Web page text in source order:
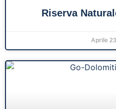
Riserva
Aprile